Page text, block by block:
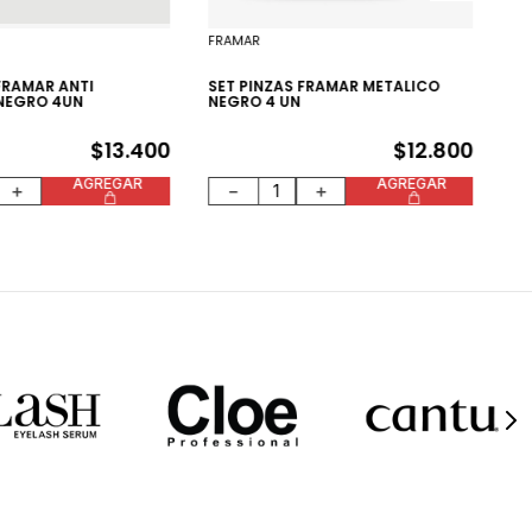
ANTI
4UN
$13.400
＋ AGREGAR
FRAMAR
SET PINZAS FRAMAR METALICO
NEGRO 4 UN
$12.800
＋
－ AGREGAR